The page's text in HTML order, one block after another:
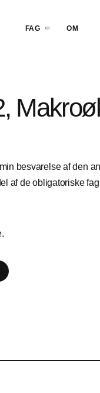
FAG OM
besvarelse af den
af de obligatoriske